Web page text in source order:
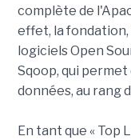
complète de
effet, la
logiciels Open
Sqoop, qui
données, au rang
En tant que « Top